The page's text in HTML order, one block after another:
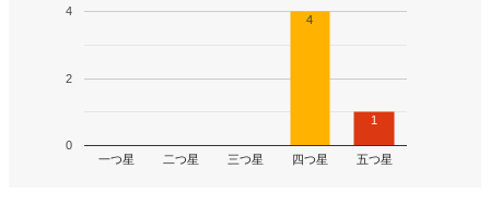
一つ星 二つ星 三つ星 四つ星 五つ星
0
2
4
4
1